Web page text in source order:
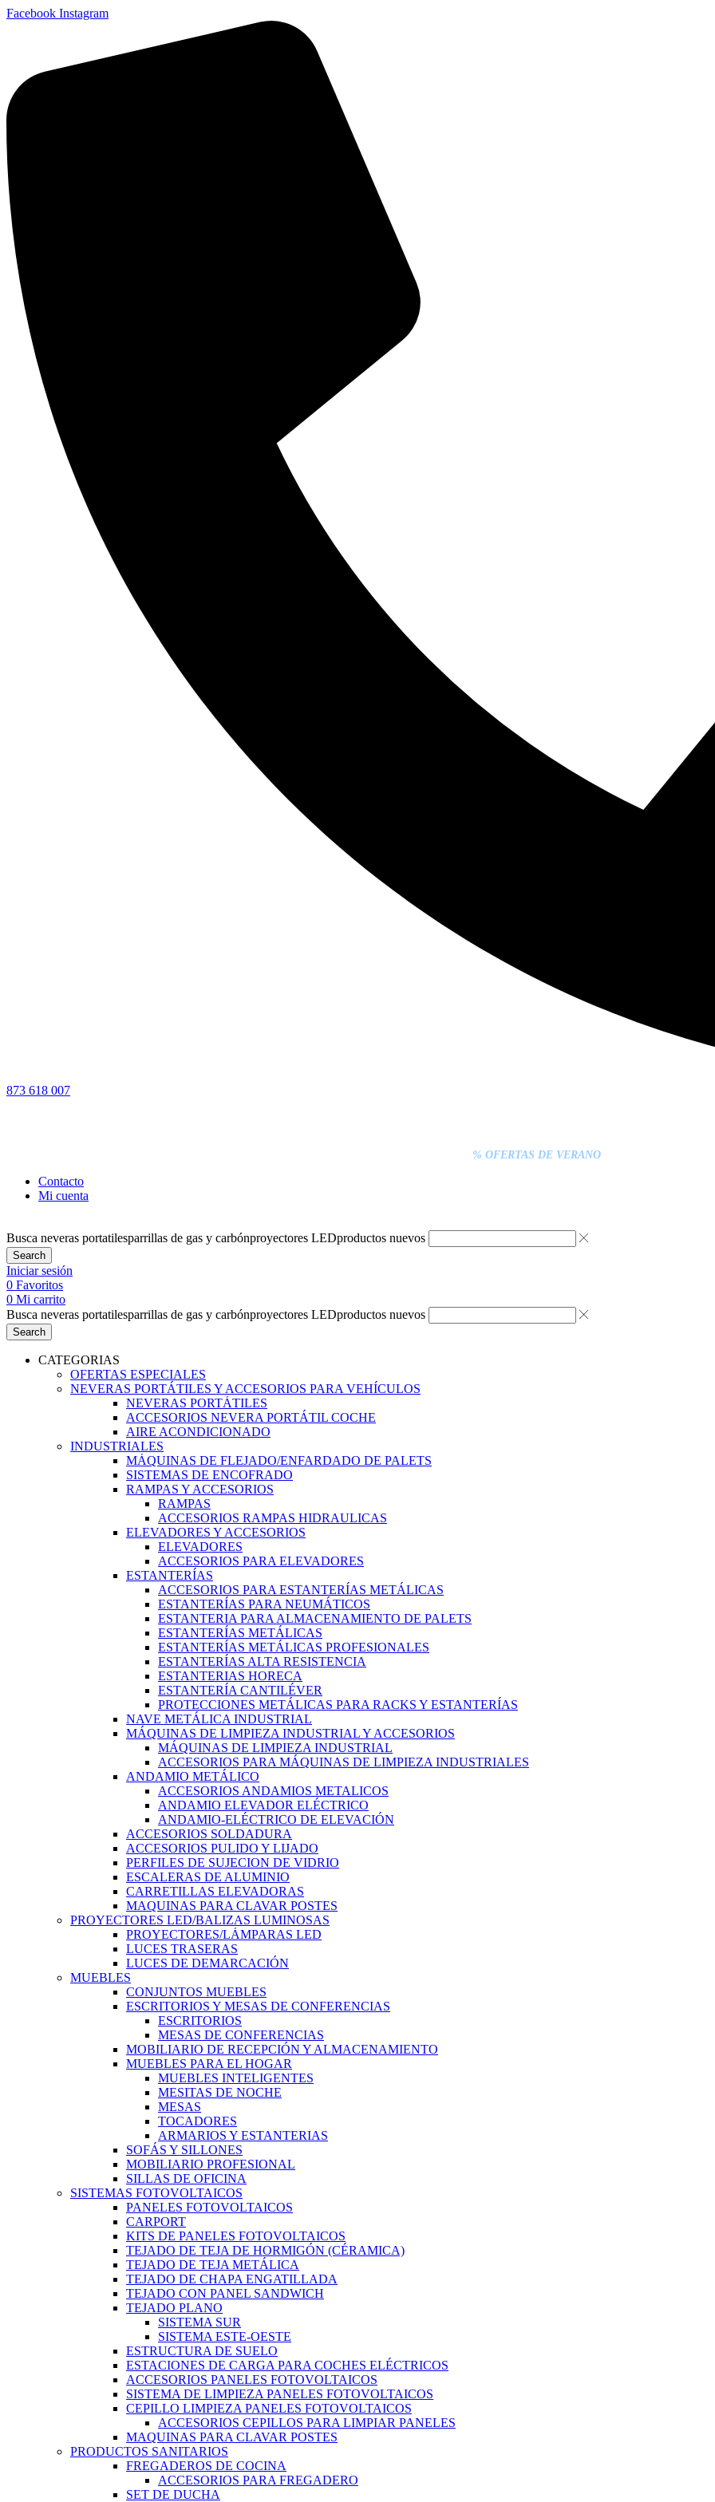
Facebook Instagram
873 618 007
% OFERTAS DE VERANO
Contacto
Mi cuenta
Busca neveras portatilesparrillas de gas y carbónproyectores LEDproductos nuevos
Search
Iniciar sesión
0 Favoritos
0 Mi carrito
Busca neveras portatilesparrillas de gas y carbónproyectores LEDproductos nuevos
Search
CATEGORIAS
OFERTAS ESPECIALES
NEVERAS PORTÁTILES Y ACCESORIOS PARA VEHÍCULOS
NEVERAS PORTÁTILES
ACCESORIOS NEVERA PORTÁTIL COCHE
AIRE ACONDICIONADO
INDUSTRIALES
MÁQUINAS DE FLEJADO/ENFARDADO DE PALETS
SISTEMAS DE ENCOFRADO
RAMPAS Y ACCESORIOS
RAMPAS
ACCESORIOS RAMPAS HIDRAULICAS
ELEVADORES Y ACCESORIOS
ELEVADORES
ACCESORIOS PARA ELEVADORES
ESTANTERÍAS
ACCESORIOS PARA ESTANTERÍAS METÁLICAS
ESTANTERÍAS PARA NEUMÁTICOS
ESTANTERIA PARA ALMACENAMIENTO DE PALETS
ESTANTERÍAS METÁLICAS
ESTANTERÍAS METÁLICAS PROFESIONALES
ESTANTERÍAS ALTA RESISTENCIA
ESTANTERIAS HORECA
ESTANTERÍA CANTILÉVER
PROTECCIONES METÁLICAS PARA RACKS Y ESTANTERÍAS
NAVE METÁLICA INDUSTRIAL
MÁQUINAS DE LIMPIEZA INDUSTRIAL Y ACCESORIOS
MÁQUINAS DE LIMPIEZA INDUSTRIAL
ACCESORIOS PARA MÁQUINAS DE LIMPIEZA INDUSTRIALES
ANDAMIO METÁLICO
ACCESORIOS ANDAMIOS METALICOS
ANDAMIO ELEVADOR ELÉCTRICO
ANDAMIO-ELÉCTRICO DE ELEVACIÓN
ACCESORIOS SOLDADURA
ACCESORIOS PULIDO Y LIJADO
PERFILES DE SUJECION DE VIDRIO
ESCALERAS DE ALUMINIO
CARRETILLAS ELEVADORAS
MAQUINAS PARA CLAVAR POSTES
PROYECTORES LED/BALIZAS LUMINOSAS
PROYECTORES/LÁMPARAS LED
LUCES TRASERAS
LUCES DE DEMARCACIÓN
MUEBLES
CONJUNTOS MUEBLES
ESCRITORIOS Y MESAS DE CONFERENCIAS
ESCRITORIOS
MESAS DE CONFERENCIAS
MOBILIARIO DE RECEPCIÓN Y ALMACENAMIENTO
MUEBLES PARA EL HOGAR
MUEBLES INTELIGENTES
MESITAS DE NOCHE
MESAS
TOCADORES
ARMARIOS Y ESTANTERIAS
SOFÁS Y SILLONES
MOBILIARIO PROFESIONAL
SILLAS DE OFICINA
SISTEMAS FOTOVOLTAICOS
PANELES FOTOVOLTAICOS
CARPORT
KITS DE PANELES FOTOVOLTAICOS
TEJADO DE TEJA DE HORMIGÓN (CÉRAMICA)
TEJADO DE TEJA METÁLICA
TEJADO DE CHAPA ENGATILLADA
TEJADO CON PANEL SANDWICH
TEJADO PLANO
SISTEMA SUR
SISTEMA ESTE-OESTE
ESTRUCTURA DE SUELO
ESTACIONES DE CARGA PARA COCHES ELÉCTRICOS
ACCESORIOS PANELES FOTOVOLTAICOS
SISTEMA DE LIMPIEZA PANELES FOTOVOLTAICOS
CEPILLO LIMPIEZA PANELES FOTOVOLTAICOS
ACCESORIOS CEPILLOS PARA LIMPIAR PANELES
MAQUINAS PARA CLAVAR POSTES
PRODUCTOS SANITARIOS
FREGADEROS DE COCINA
ACCESORIOS PARA FREGADERO
SET DE DUCHA